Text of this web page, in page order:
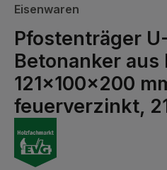
Eisenwaren
Pfostenträger
Betonanker aus
121x100x200
feuerverzinkt,